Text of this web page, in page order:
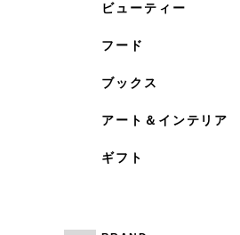
ビューティー
フード
ブックス
アート＆インテリア
ギフト